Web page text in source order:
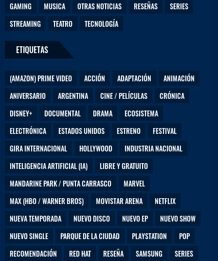
GAMING
MUSICA OTRAS NOTICIAS RESEÑAS
SERIES
STREAMING
TEATRO TECNOLOGÍA
ETIQUETAS
(AMAZON) PRIME VIDEO ACCIÓN ADAPTACIÓN
ANIMACIÓN
ANIVERSARIO
ARGENTINA CINE / PELÍCULAS
CRÓNICA
DISNEY+
DOCUMENTAL DRAMA
ECOSISTEMA
ELECTRÓNICA
ESTADOS UNIDOS ESTRENO
FESTIVAL
GIRA INTERNACIONAL
HOLLYWOOD
INDUSTRIA NACIONAL
INTELIGENCIA ARTIFICIAL (IA)
LIBRE Y GRATUITO
MANDARINE PARK / PUNTA CARRASCO
MARVEL
MAX (HBO / WARNER BROS)
MOVISTAR ARENA
NETFLIX
NUEVA TEMPORADA
NUEVO DISCO NUEVO EP
NUEVO SHOW
NUEVO SINGLE
PARQUE DE LA CIUDAD PLAYSTATION
POP
RECOMENDACIÓN
RED HAT RESEÑA SAMSUNG
SERIES